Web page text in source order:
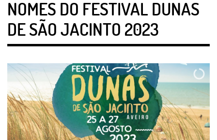
NOMES DO FESTIVAL DUNAS
DE SÃO JACINTO 2023